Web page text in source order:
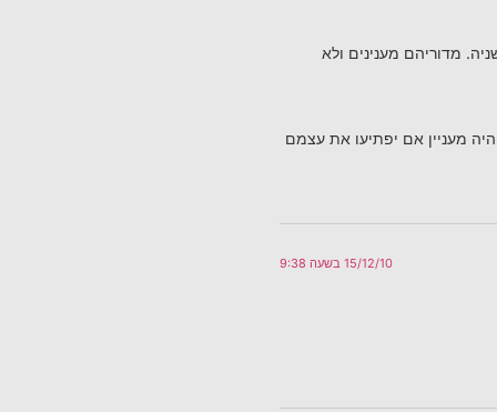
מדוריהם מענינים ולא
מעניין אם יפתיעו את עצמם
15/12/10 בשעה 9:38